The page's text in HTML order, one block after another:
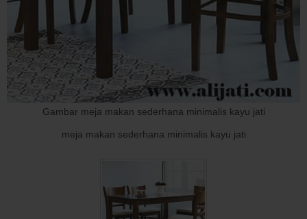
Gambar meja makan sederhana minimalis kayu jati
meja makan sederhana minimalis kayu jati